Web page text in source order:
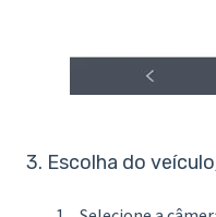
3. Escolha do